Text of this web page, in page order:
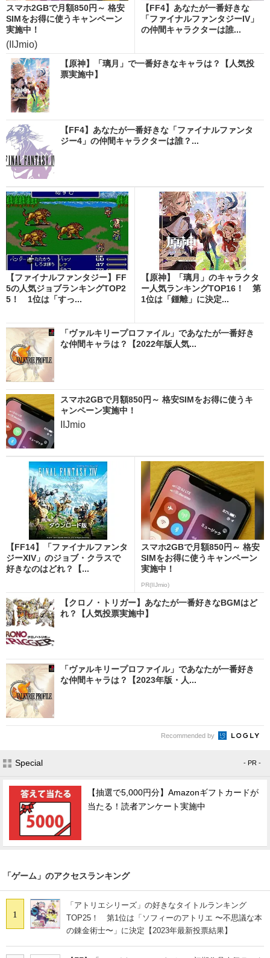
スマホ2GBで月額850円～ 格安
SIMをお得に使うキャンペーン
実施中！
(IIJmio)
【FF4】あなたが一番好きな
「ファイナルファンタジーIV」
の仲間キャラクターは誰...
【原神】「璃月」で一番好きなキャラは？【人気投
票実施中】
【FF4】あなたが一番好きな「ファイナルファンタ
ジー4」の仲間キャラクターは誰？...
【ファイナルファンタジー】FF
5の人気ジョブランキングTOP2
5！ 1位は「すっ...
【原神】「璃月」のキャラクタ
ー人気ランキングTOP16！ 第
1位は「鍾離」に決定...
「ヴァルキリープロファイル」であなたが一番好き
な仲間キャラは？【2022年版人気...
スマホ2GBで月額850円～ 格安SIMをお得に使うキ
ャンペーン実施中！
IIJmio
【FF14】「ファイナルファンタ
ジーXIV」のジョブ・クラスで
好きなのはどれ？【...
スマホ2GBで月額850円～ 格安
SIMをお得に使うキャンペーン
実施中！
PR(IIJmio)
【クロノ・トリガー】あなたが一番好きなBGMはど
れ？【人気投票実施中】
「ヴァルキリープロファイル」であなたが一番好き
な仲間キャラは？【2023年版・人...
Recommended by
Special - PR -
【抽選で5,000円分】Amazonギフトカードが
当たる！読者アンケート実施中
「ゲーム」のアクセスランキング
1
「アトリエシリーズ」の好きなタイトルランキング
TOP25！ 第1位は「ソフィーのアトリエ 〜不思議な本
の錬金術士〜」に決定【2023年最新投票結果】